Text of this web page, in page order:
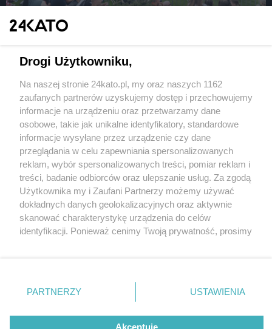
Katowice. Transmisje na telebimie, a w weekendy
1 / 3
Strefa Igrzysk Olimpijskich
Libero Katowice
Wydawca mediów lokalnych
Nie zapomnij
zapoznać się z:
polityką prywatności regulamin korzystania z portali
Twojemiasto
Piekary Śląskie
Chorzów
Tarnowskie Góry
Gliwice
Skontakuj sięz nami
Kontakt
Wydawca
Redakcja
Drogi Użytkowniku,
Na naszej stronie 24kato.pl, my oraz naszych 1162
zaufanych partnerów uzyskujemy dostęp i przechowujemy
informacje na urządzeniu oraz przetwarzamy dane
osobowe, takie jak unikalne identyfikatory, standardowe
informacje wysyłane przez urządzenie czy dane
przeglądania w celu zapewniania spersonalizowanych
reklam, wybór spersonalizowanych treści, pomiar reklam i
treści, badanie odbiorców oraz ulepszanie usług. Za zgodą
Użytkownika my i Zaufani Partnerzy możemy używać
dokładnych danych geolokalizacyjnych oraz aktywnie
skanować charakterystykę urządzenia do celów
identyfikacji. Ponieważ cenimy Twoją prywatność, prosimy
prywatności znajdujący się w lewym dolnym rogu strony
. Niektóre rodzaje przetwarzania danych nie wymagają
zgody użytkownika, ale masz prawo sprzeciwić się
takiemu przetwarzaniu. Preferencje będą miały
PARTNERZY USTAWIENIA
Akceptuję